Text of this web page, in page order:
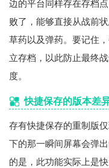
败了，能够直接从战前
草药以及弹药。要记住
立存档，以此防止最终
度。
快捷保存的版本差
存有快捷保存的重制版
下的那一瞬间屏幕会弹
的是，此功能实际上是